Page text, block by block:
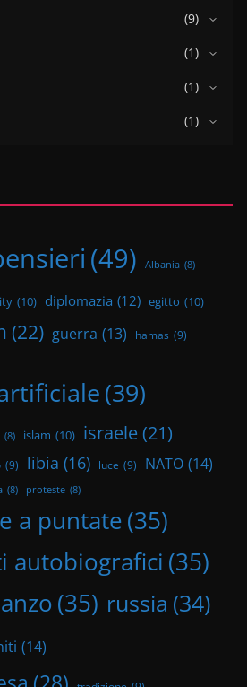
(9)
(1)
(1)
(1)
(49) Albania (8)
(10) diplomazia (12) egitto (10)
(22) guerra (13) hamas (9)
(39)
(8) islam (10) israele(21)
(9) libia (16) luce (9) NATO (14)
(8) proteste (8)
a puntate(35)
autobiografici (35)
(35) russia (34)
(14)